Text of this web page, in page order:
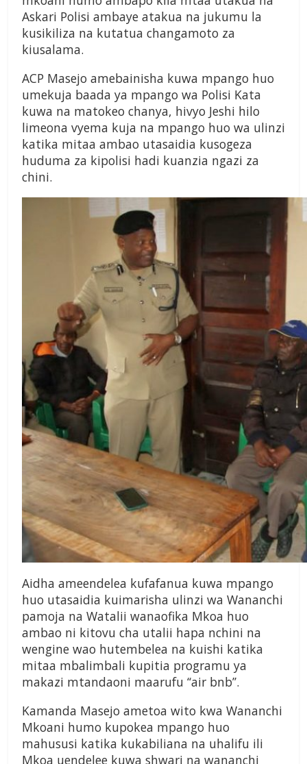
Askari Polisi ambaye atakua na jukumu la
kusikiliza na kutatua changamoto za
kiusalama.
ACP Masejo amebainisha kuwa mpango huo
umekuja baada ya mpango wa Polisi Kata
kuwa na matokeo chanya, hivyo Jeshi hilo
limeona vyema kuja na mpango huo wa ulinzi
katika mitaa ambao utasaidia kusogeza
huduma za kipolisi hadi kuanzia ngazi za
chini.
Aidha ameendelea kufafanua kuwa mpango
huo utasaidia kuimarisha ulinzi wa Wananchi
pamoja na Watalii wanaofika Mkoa huo
ambao ni kitovu cha utalii hapa nchini na
wengine wao hutembelea na kuishi katika
mitaa mbalimbali kupitia programu ya
makazi mtandaoni maarufu ‘‘air bnb’’.
Kamanda Masejo ametoa wito kwa Wananchi
Mkoani humo kupokea mpango huo
mahususi katika kukabiliana na uhalifu ili
Mkoa uendelee kuwa shwari na wananchi